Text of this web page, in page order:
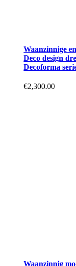
Waanzinnige
Deco design
Decoforma
€2,300.00
Waanzinnig